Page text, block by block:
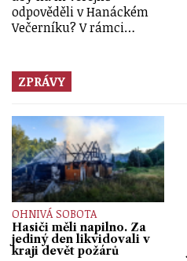
odpověděli v Hanáckém
Večerníku? V rámci…
ZPRÁVY
OHNIVÁ SOBOTA
Hasiči měli napilno. Za
jediný den likvidovali v
kraji devět požárů